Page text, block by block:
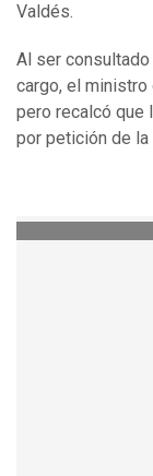
Valdés.
Al ser
cargo, el
pero recalcó que
por petición de la